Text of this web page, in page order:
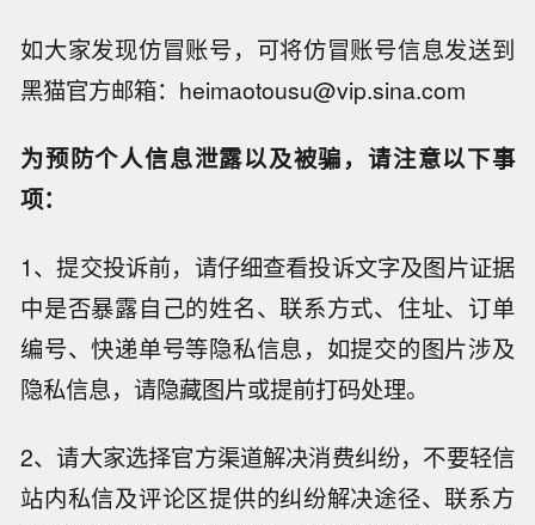
如大家发现仿冒账号，可将仿冒账号信息发送到
黑猫官方邮箱：heimaotousu@vip.sina.com
为预防个人信息泄露以及被骗，请注意以下事
项：
1、提交投诉前，请仔细查看投诉文字及图片证据
中是否暴露自己的姓名、联系方式、住址、订单
编号、快递单号等隐私信息，如提交的图片涉及
隐私信息，请隐藏图片或提前打码处理。
2、请大家选择官方渠道解决消费纠纷，不要轻信
站内私信及评论区提供的纠纷解决途径、联系方